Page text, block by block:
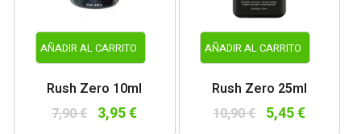
AÑADIR AL CARRITO
Rush Zero 10ml
7,90 € 3,95 €
AÑADIR AL CARRITO
Rush Zero 25ml
10,90 € 5,45 €